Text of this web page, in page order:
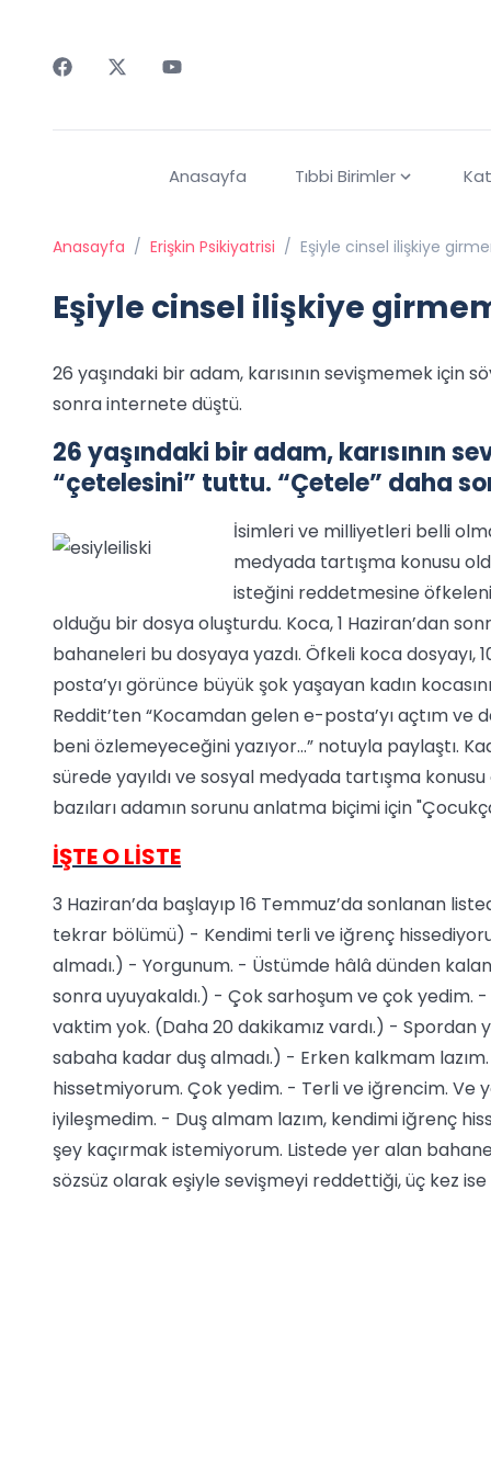
Anasayfa Tıbbi Birimler
Anasayfa / Erişkin Psikiyatrisi / Eşiyle cinsel ilişkiye
Eşiyle cinsel ilişkiye
26 yaşındaki bir adam, karısının sevişmemek için
sonra internete düştü.
26 yaşındaki bir adam, karısının
“çetelesini” tuttu. “Çetele” daha
İsimleri ve milliyetleri belli
medyada tartışma konusu
isteğini reddetmesine
olduğu bir dosya oluşturdu. Koca, 1 Haziran’dan
bahaneleri bu dosyaya yazdı. Öfkeli koca dosyayı,
posta’yı görünce büyük şok yaşayan kadın
Reddit’ten “Kocamdan gelen e-posta’yı açtım
beni özlemeyeceğini yazıyor...” notuyla paylaştı.
sürede yayıldı ve sosyal medyada tartışma
bazıları adamın sorunu anlatma biçimi için
İŞTE O LİSTE
3 Haziran’da başlayıp 16 Temmuz’da sonlanan
tekrar bölümü) - Kendimi terli ve iğrenç
almadı.) - Yorgunum. - Üstümde hâlâ dünden kalan
sonra uyuyakaldı.) - Çok sarhoşum ve çok yedim.
vaktim yok. (Daha 20 dakikamız vardı.) -
sabaha kadar duş almadı.) - Erken kalkmam
hissetmiyorum. Çok yedim. - Terli ve iğrencim. Ve
iyileşmedim. - Duş almam lazım, kendimi iğrenç
şey kaçırmak istemiyorum. Listede yer alan
sözsüz olarak eşiyle sevişmeyi reddettiği, üç kez